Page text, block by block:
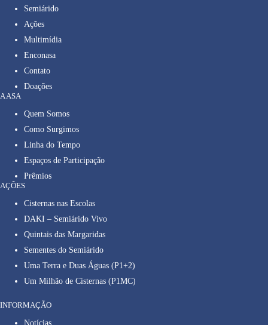
Semiárido
Ações
Multimídia
Enconasa
Contato
Doações
A ASA
Quem Somos
Como Surgimos
Linha do Tempo
Espaços de Participação
Prêmios
AÇÕES
Cisternas nas Escolas
DAKI – Semiárido Vivo
Quintais das Margaridas
Sementes do Semiárido
Uma Terra e Duas Águas (P1+2)
Um Milhão de Cisternas (P1MC)
INFORMAÇÃO
Notícias